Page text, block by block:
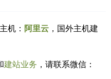
机： 阿里云 ，国外主机建
建站业务 ，请联系微信：